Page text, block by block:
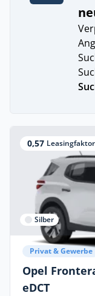
0,57 Leasingfaktor
Silber
Privat & Gewerbe
Opel
eDCT